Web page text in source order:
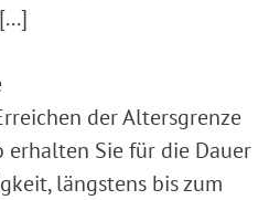
der Altersgrenze
erhalten Sie für die Dauer
längstens bis zum